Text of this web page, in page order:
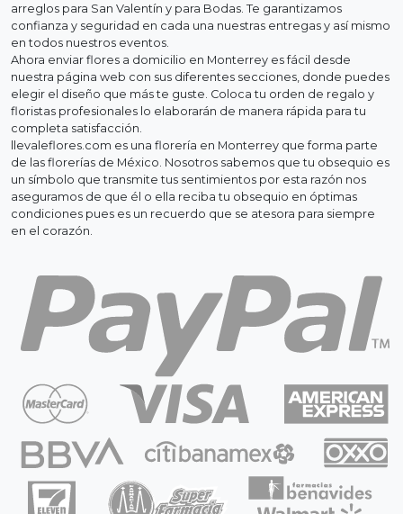
arreglos para San Valentín y para Bodas. Te garantizamos
confianza y seguridad en cada una nuestras entregas y así mismo
en todos nuestros eventos.
Ahora enviar flores a domicilio en Monterrey es fácil desde
nuestra página web con sus diferentes secciones, donde puedes
elegir el diseño que más te guste. Coloca tu orden de regalo y
floristas profesionales lo elaborarán de manera rápida para tu
completa satisfacción.
llevaleflores.com es una florería en Monterrey que forma parte
de las florerías de México. Nosotros sabemos que tu obsequio es
un símbolo que transmite tus sentimientos por esta razón nos
aseguramos de que él o ella reciba tu obsequio en óptimas
condiciones pues es un recuerdo que se atesora para siempre
en el corazón.